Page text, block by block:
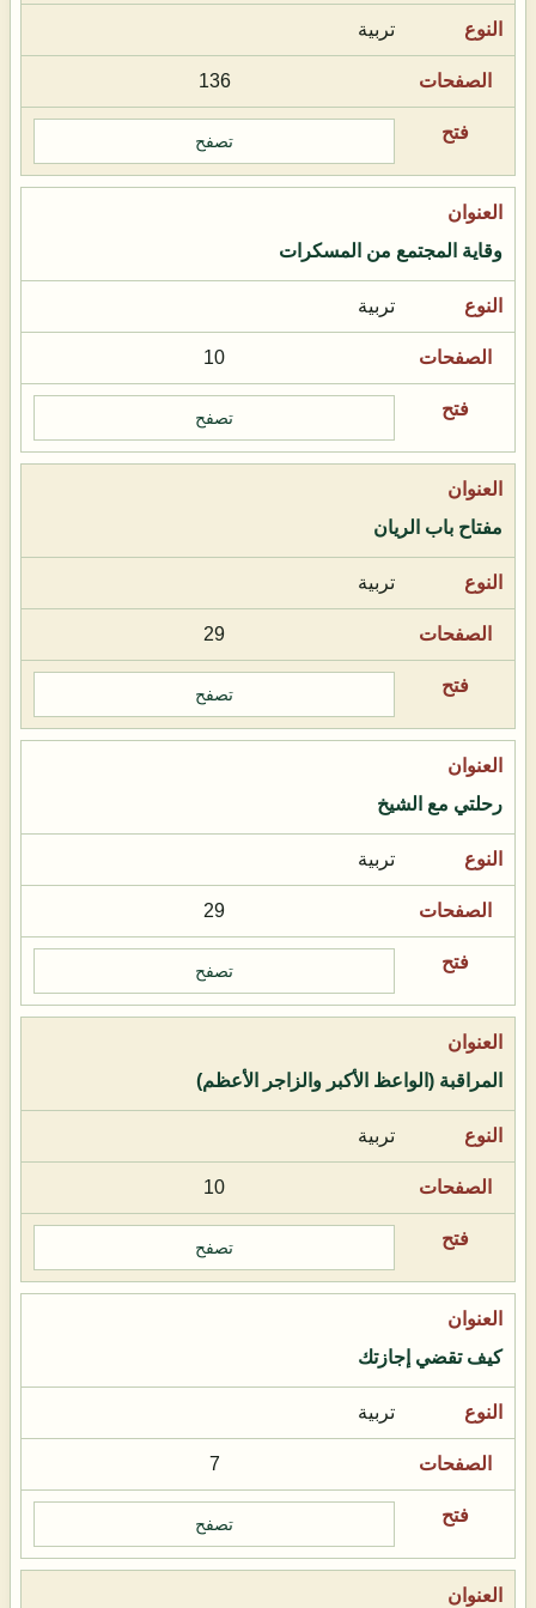
تربية
136
تصفح
وقاية المجتمع من المسكرات
تربية
10
تصفح
مفتاح باب الريان
تربية
29
تصفح
رحلتي مع الشيخ
تربية
29
تصفح
المراقبة (الواعظ الأكبر والزاجر الأعظم)
تربية
10
تصفح
كيف تقضي إجازتك
تربية
7
تصفح